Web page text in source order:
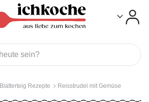
Blätterteig Rezepte Reisstrudel mit Gemüse